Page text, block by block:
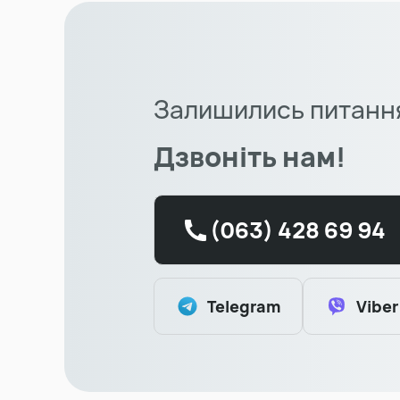
Залишились
Дзвоніть нам!
(063) 428 69 94
Telegram Viber